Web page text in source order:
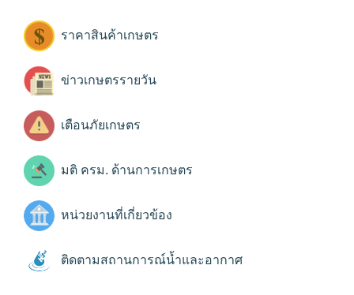
ราคาสินค้าเกษตร
ข่าวเกษตรรายวัน
เตือนภัยเกษตร
มติ ครม. ด้านการเกษตร
หน่วยงานที่เกี่ยวข้อง
ติดตามสถานการณ์น้ำและอากาศ